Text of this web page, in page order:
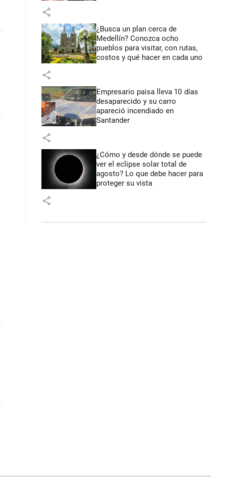
share
¿Busca un plan cerca de
Medellín? Conozca ocho
pueblos para visitar, con rutas,
costos y qué hacer en cada uno
share
Empresario paisa lleva 10 días
desaparecido y su carro
apareció incendiado en
Santander
share
¿Cómo y desde dónde se puede
ver el eclipse solar total de
agosto? Lo que debe hacer para
proteger su vista
share